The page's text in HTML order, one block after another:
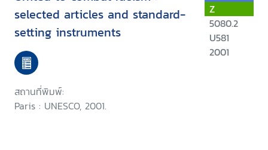
selected articles and standard-
setting instruments
สถานที่พิมพ์:
Paris : UNESCO, 2001.
Z
5080.2
U581
2001